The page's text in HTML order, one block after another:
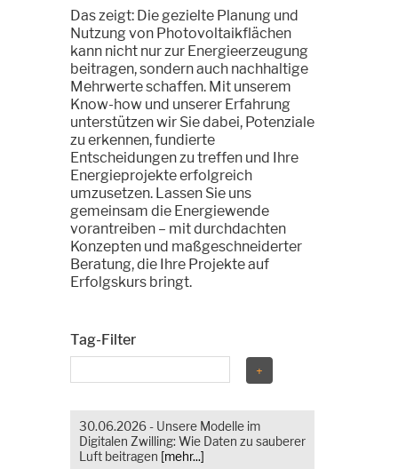
Das zeigt: Die gezielte Planung und
Nutzung von Photovoltaikflächen
kann nicht nur zur Energieerzeugung
beitragen, sondern auch nachhaltige
Mehrwerte schaffen. Mit unserem
Know-how und unserer Erfahrung
unterstützen wir Sie dabei, Potenziale
zu erkennen, fundierte
Entscheidungen zu treffen und Ihre
Energieprojekte erfolgreich
umzusetzen. Lassen Sie uns
gemeinsam die Energiewende
vorantreiben – mit durchdachten
Konzepten und maßgeschneiderter
Beratung, die Ihre Projekte auf
Erfolgskurs bringt.
Tag-Filter
30.06.2026 - Unsere Modelle im
Digitalen Zwilling: Wie Daten zu sauberer
Luft beitragen [mehr...]